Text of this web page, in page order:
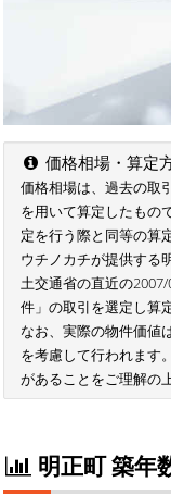
価格相場・算定
価格相場は、過去の取
を用いて算定したもの
定を行う際と同等の算
ウチノカチが提供する
土交通省の直近の
件」の取引を選定し算
なお、実際の物件価値
を考慮して行われます
があることをご理解の
明正町 築年